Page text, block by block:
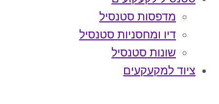
מדפסות סטנסיל
דיו ומחסניות סטנסיל
שונות סטנסיל
ציוד למקעקעים